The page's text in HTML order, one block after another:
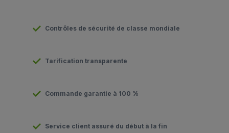
Contrôles de sécurité de classe mondiale
Tarification transparente
Commande garantie à 100 %
Service client assuré du début à la fin